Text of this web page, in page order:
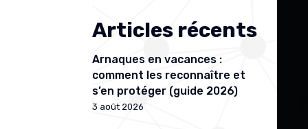
Articles récents
Arnaques en vacances :
comment les reconnaître et
s’en protéger (guide 2026)
3 août 2026